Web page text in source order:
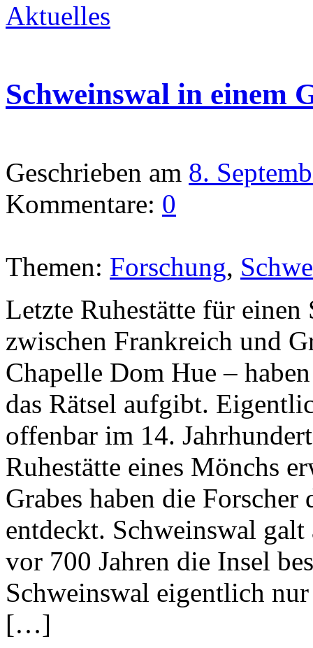
Aktuelles
Schweinswal in einem
Geschrieben am 8.
Kommentare: 0
Themen: Forschung,
Letzte Ruhestätte für
zwischen Frankreich und
Chapelle Dom Hue –
das Rätsel aufgibt.
offenbar im 14.
Ruhestätte eines Mönchs
Grabes haben die
entdeckt. Schweinswal
vor 700 Jahren die Insel
Schweinswal eigentlich
[…]